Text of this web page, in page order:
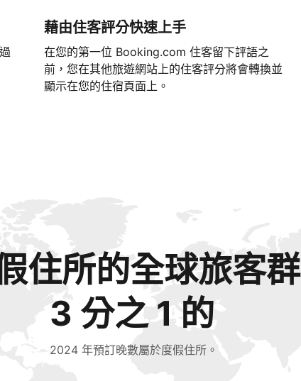
藉由住客評分快速上手
在您的第一位 Booking.com 住客留下評語之
前，您在其他旅遊網站上的住客評分將會轉換並
顯示在您的住宿頁面上。
住所的全球旅客群
3 分之 1 的
2024 年預訂晚數屬於度假住所。